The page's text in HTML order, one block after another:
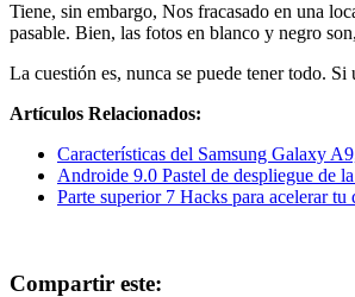
Tiene, sin embargo, Nos fracasado en una
pasable. Bien, las fotos en blanco y negro
La cuestión es, nunca se puede tener todo. Si
Artículos Relacionados:
Características del Samsung Galaxy
Androide 9.0 Pastel de despliegue de
Parte superior 7 Hacks para acelerar
Compartir este: